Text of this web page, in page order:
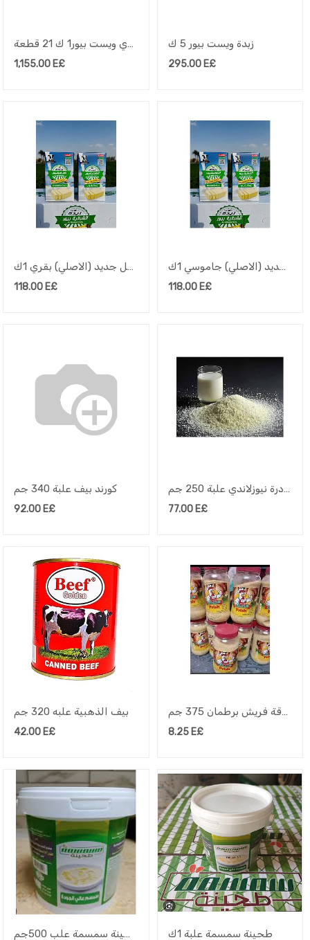
زبدة نيوزلاندي ويست بيور1 ك 21 قطعة
1,155.00E£
زبدة ويست بيور 5 ك
295.00E£
زبدة الشرقية بيور شكل جديد (الاصلي) بقري 1ك
118.00 E£
زبدة الشرقية بيور شكل جديد (الاصلي) جاموسي 1ك
118.00E£
كورند بيف علبة 340 جم
92.00E£
لبن بودرة نيوزلاندي علبة 250 جم
77.00E£
بيف الذهبية علبه 320 جم
42.00 E£
مرقة فريش برطمان 375 جم
8.25E£
طحينة سمسمة علب 500جم طحينة سمسمة علبة 1ك